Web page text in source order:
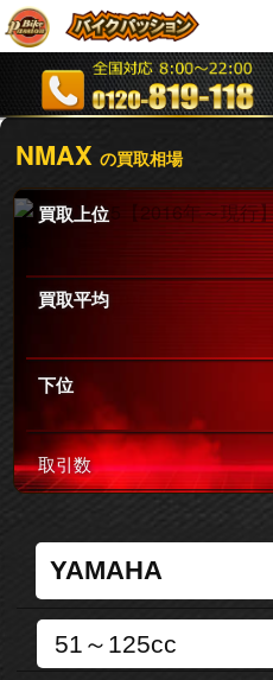
NMAX の買取相場
買取上位
買取平均
下位
取引数